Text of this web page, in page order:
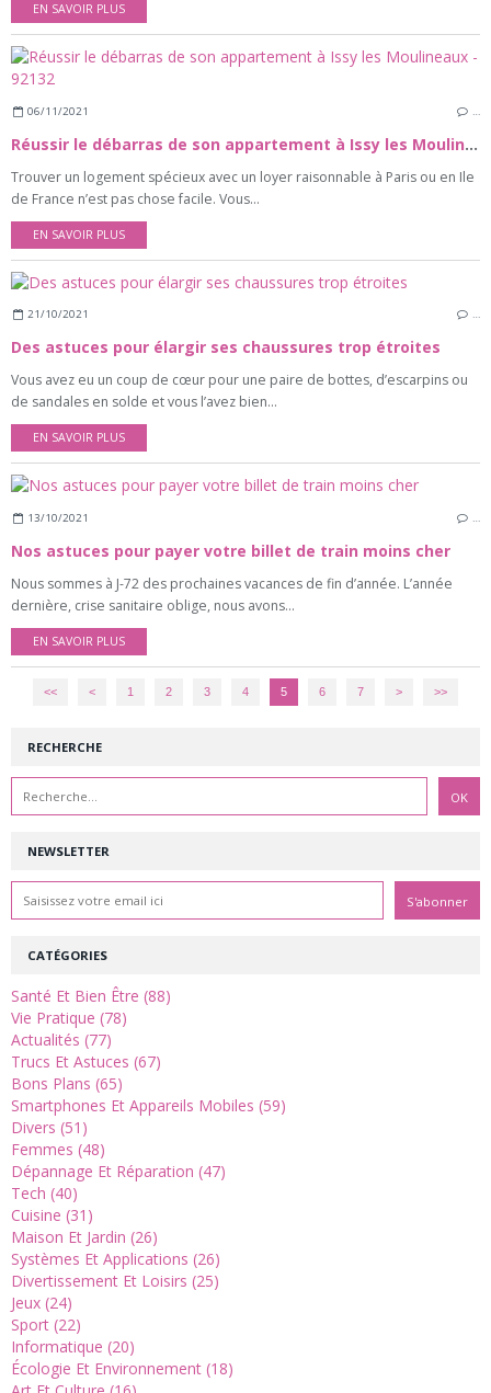
EN SAVOIR PLUS
06/11/2021 …
Réussir le débarras de son appartement à Issy les Moulineaux - 92132
Trouver un logement spécieux avec un loyer raisonnable à Paris ou en Ile
de France n’est pas chose facile. Vous...
EN SAVOIR PLUS
21/10/2021 …
Des astuces pour élargir ses chaussures trop étroites
Vous avez eu un coup de cœur pour une paire de bottes, d’escarpins ou
de sandales en solde et vous l’avez bien...
EN SAVOIR PLUS
13/10/2021 …
Nos astuces pour payer votre billet de train moins cher
Nous sommes à J-72 des prochaines vacances de fin d’année. L’année
dernière, crise sanitaire oblige, nous avons...
EN SAVOIR PLUS
<< < 1 2 3 4 5 6 7 > >>
NEWSLETTER
RECHERCHE
CATÉGORIES
Santé Et Bien Être (88)
Vie Pratique (78)
Actualités (77)
Trucs Et Astuces (67)
Bons Plans (65)
Smartphones Et Appareils Mobiles (59)
Divers (51)
Femmes (48)
Dépannage Et Réparation (47)
Tech (40)
Cuisine (31)
Maison Et Jardin (26)
Systèmes Et Applications (26)
Divertissement Et Loisirs (25)
Jeux (24)
Sport (22)
Informatique (20)
Écologie Et Environnement (18)